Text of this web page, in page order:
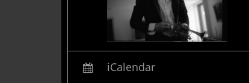
iCalendar